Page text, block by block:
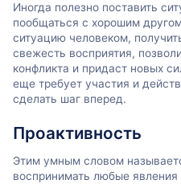
Иногда полезно поставить
пообщаться с хорошим
ситуацию человеком,
свежесть восприятия,
конфликта и придаст новых
еще требует участия и
сделать шаг вперед.
Проактивность
Этим умным словом
воспринимать любые